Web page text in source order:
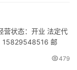
营状态：开业 法定代
15829548516 邮
安市碑林区南稍门十
479